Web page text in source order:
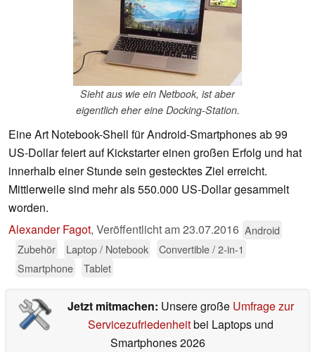
Sieht aus wie ein Netbook, ist aber
eigentlich eher eine Docking-Station.
Eine Art Notebook-Shell für Android-Smartphones ab 99
US-Dollar feiert auf Kickstarter einen großen Erfolg und hat
innerhalb einer Stunde sein gestecktes Ziel erreicht.
Mittlerweile sind mehr als 550.000 US-Dollar gesammelt
worden.
Alexander Fagot, Veröffentlicht am23.07.2016 Android
Zubehör
Laptop / Notebook
Convertible / 2-in-1
Smartphone
Tablet
Jetzt mitmachen: Unsere große Umfrage zur
Servicezufriedenheitbei Laptops und
Smartphones 2026